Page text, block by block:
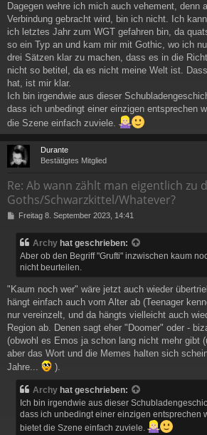
Dagegen wehre ich mich auch vehement, denn
Verbindung gebracht wird, bin ich nicht. Ich
ich letztes Jahr zum WGT gefahren bin, da
so ein Typ an und kam mir mit Gothic, wo ich
drei Sätzen klar zu machen, dass es in die
nicht so betitel, da es nicht meine Welt ist.
hat, ist mir klar.
Ich bin irgendwie aus dieser
dass ich unbedingt einer einzigen entsprechen
die Szene einfach zuviele.
Durante
Bestätigtes Mitglied
Re: Ab wann zählt man eigentlich zu
Goths/Schwarzkittel/Whatever?
B
g
Freitag 8. September 2023, 14:41
Archy hat geschrieben:
Aber ob den Begriff "Grufti" inzwischen kaum
nicht beurteilen.
"Kaum noch wer" wäre jetzt auch wieder
hängt einfach auch vom Alter ab (Teenager
nur vereinzelt, und da hängts vielleicht auch
Region ab. Denen sagt eher "Doomer" oder -
(obwohl es Emos ja schon lang nicht mehr gibt
aber das Wort und die Memes halten sich
Jahre...
).
Archy hat geschrieben:
Ich bin irgendwie aus dieser
dass ich unbedingt einer einzigen entsprechen
bietet die Szene einfach zuviele.